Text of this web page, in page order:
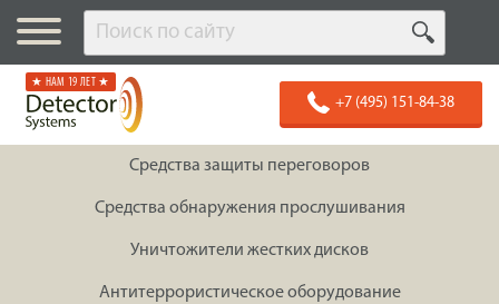
★ НАМ 19 ЛЕТ ★
+7 (495) 151-84-38
Средства защиты переговоров
Средства обнаружения прослушивания
Уничтожители жестких дисков
Антитеррористическое оборудование